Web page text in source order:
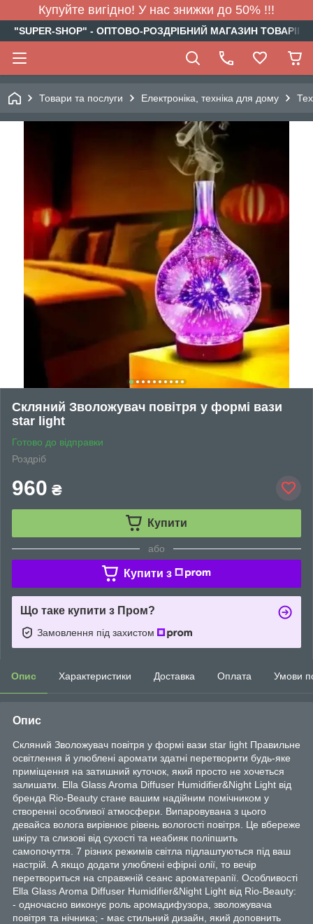
Купуйте вигідно! У нас знижки до 50% !!!
"SUPER-SHOP" - ОПТОВО-РОЗДРІБНИЙ МАГАЗИН
Товари та послуги Електроніка, техніка для дому
Скляний Зволожувач повітря у формі вази
star light
Готово до відправки
Роздріб
960 ₴
Купити
або
Купити з
Що таке купити з Пром?
Замовлення під захистом
Опис Характеристики Доставка Оплата Умови
Опис
Скляний Зволожувач повітря у формі вази star light Правильне
освітлення й улюблені аромати здатні перетворити будь-яке
приміщення на затишний куточок, який просто не хочеться
залишати. Ella Glass Aroma Diffuser Humidifier&Night Light від
бренда Rio-Beauty стане вашим надійним помічником у
створенні особливої атмосфери. Випаровувана з цього
девайса волога вирівнює рівень вологості повітря. Це вбереже
шкіру та слизові від сухості та неабияк поліпшить
самопочуття. 7 різних режимів світла підлаштуються під ваш
настрій. А якщо додати улюблені ефірні олії, то вечір
перетвориться на справжній сеанс ароматерапії. Особливості
Ella Glass Aroma Diffuser Humidifier&Night Light від Rio-Beauty:
- одночасно виконує роль аромадифузора, зволожувача
повітря та нічника; - має стильний дизайн, який доповнить